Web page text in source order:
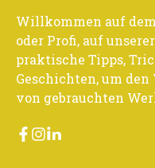
Willkommen auf
oder Profi, auf
praktische Tipps,
Geschichten, um
von gebrauchten